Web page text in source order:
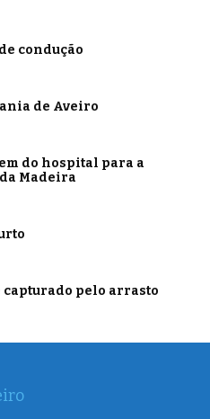
condução
de Aveiro
do hospital para a
Madeira
pelo arrasto